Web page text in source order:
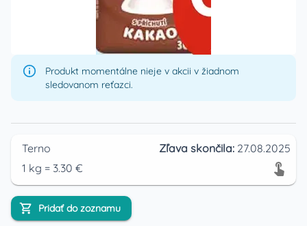
Produkt momentálne nieje v akcii v žiadnom
sledovanom reťazci.
Terno Zľava skončila: 27.08.2025
1 kg = 3.30 €
Pridať do zoznamu